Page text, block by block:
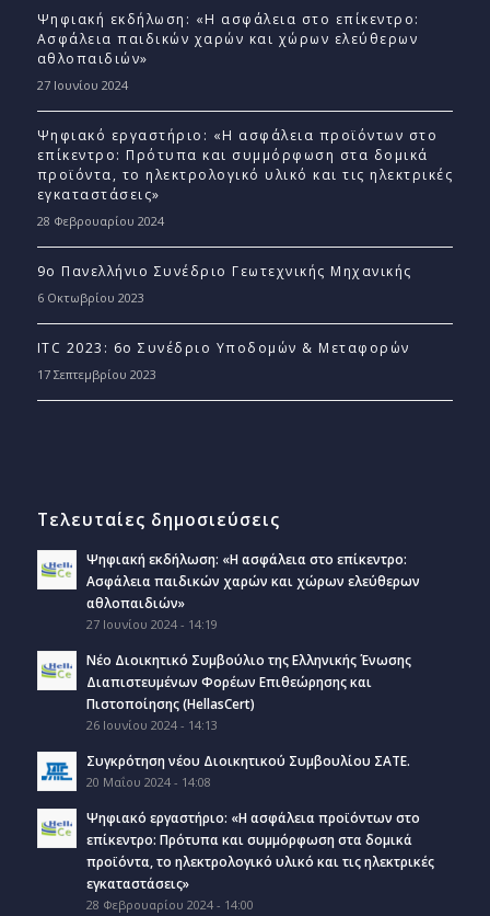
Ψηφιακή εκδήλωση: «Η ασφάλεια στο επίκεντρο:
Ασφάλεια παιδικών χαρών και χώρων ελεύθερων
αθλοπαιδιών»
27 Ιουνίου 2024
Ψηφιακό εργαστήριο: «Η ασφάλεια προϊόντων στο
επίκεντρο: Πρότυπα και συμμόρφωση στα δομικά
προϊόντα, το ηλεκτρολογικό υλικό και τις ηλεκτρικές
εγκαταστάσεις»
28 Φεβρουαρίου 2024
9ο Πανελλήνιο Συνέδριο Γεωτεχνικής Μηχανικής
6 Οκτωβρίου 2023
ITC 2023: 6ο Συνέδριο Υποδομών & Μεταφορών
17 Σεπτεμβρίου 2023
Τελευταίες δημοσιεύσεις
Ψηφιακή εκδήλωση: «Η ασφάλεια στο επίκεντρο:
Ασφάλεια παιδικών χαρών και χώρων ελεύθερων
αθλοπαιδιών»
27 Ιουνίου 2024 - 14:19
Νέο Διοικητικό Συμβούλιο της Ελληνικής Ένωσης
Διαπιστευμένων Φορέων Επιθεώρησης και
Πιστοποίησης (HellasCert)
26 Ιουνίου 2024 - 14:13
Συγκρότηση νέου Διοικητικού Συμβουλίου ΣΑΤΕ.
20 Μαΐου 2024 - 14:08
Ψηφιακό εργαστήριο: «Η ασφάλεια προϊόντων στο
επίκεντρο: Πρότυπα και συμμόρφωση στα δομικά
προϊόντα, το ηλεκτρολογικό υλικό και τις ηλεκτρικές
εγκαταστάσεις»
28 Φεβρουαρίου 2024 - 14:00